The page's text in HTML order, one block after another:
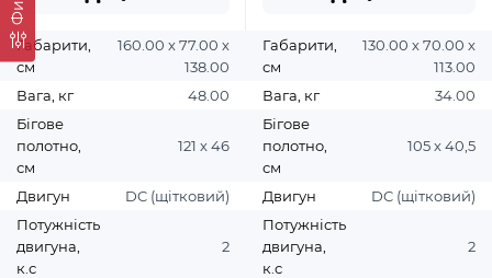
Габарити,
см
160.00 х 77.00 х
138.00
Вага, кг
48.00
Бігове
полотно,
см
121 х 46
Двигун
DC (щітковий)
Потужність
двигуна,
к.с
2
Габарити,
см
130.00 х 70.00 х
113.00
Вага, кг
34.00
Бігове
полотно,
см
105 х 40,5
Двигун
DC (щітковий)
Потужність
двигуна,
к.с
2